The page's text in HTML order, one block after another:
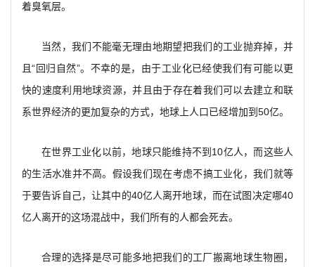
着臭氧层。
当然，我们不能毫无理由地期望把我们的工业抛弃掉，并
且“回归自然”。不幸的是，由于工业化已经使我们有可能以更
快的速度利用地球资源，并且由于存在着我们可以去建立和联
系世界经济的更加复杂的方式，地球上人口已经增加到50亿。
在世界工业化以前，地球只能维持不到10亿人，而这些人
的生活水准并不高。假设我们现在考虑不搞工业化，我们就等
于要告诉自己，让其中的40亿人离开地球，而在试图决定哪40
亿人离开的这场混战中，我们所有的人都会死去。
合理的选择是尽可能多地把我们的工厂搬离地球生物圈，